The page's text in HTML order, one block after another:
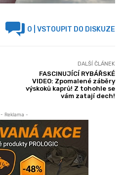
0 | VSTOUPIT DO DISKUZE
DALŠÍ ČLÁNEK
FASCINUJÍCÍ RYBÁŘSKÉ
VIDEO: Zpomalené záběry
výskoků kaprů! Z tohohle se
vám zatají dech!
- Reklama -